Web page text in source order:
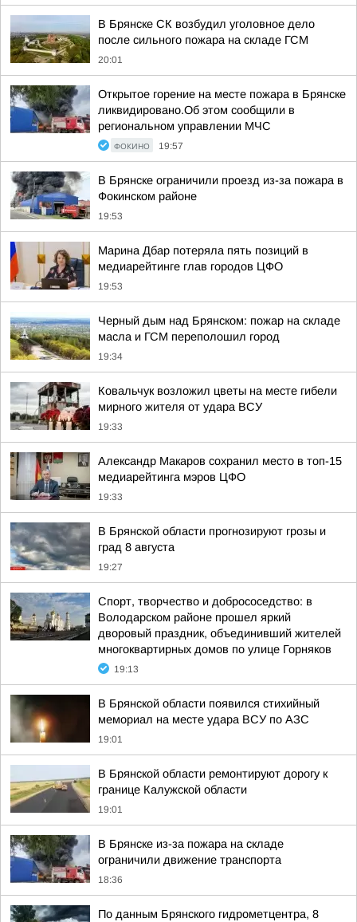
В Брянске СК возбудил уголовное дело
после сильного пожара на складе ГСМ
20:01
Открытое горение на месте пожара в Брянске
ликвидировано.Об этом сообщили в
региональном управлении МЧС
ФОКИНО 19:57
В Брянске ограничили проезд из-за пожара в
Фокинском районе
19:53
Марина Дбар потеряла пять позиций в
медиарейтинге глав городов ЦФО
19:53
Черный дым над Брянском: пожар на складе
масла и ГСМ переполошил город
19:34
Ковальчук возложил цветы на месте гибели
мирного жителя от удара ВСУ
19:33
Александр Макаров сохранил место в топ-15
медиарейтинга мэров ЦФО
19:33
В Брянской области прогнозируют грозы и
град 8 августа
19:27
Спорт, творчество и добрососедство: в
Володарском районе прошел яркий
дворовый праздник, объединивший жителей
многоквартирных домов по улице Горняков
19:13
В Брянской области появился стихийный
мемориал на месте удара ВСУ по АЗС
19:01
В Брянской области ремонтируют дорогу к
границе Калужской области
19:01
В Брянске из-за пожара на складе
ограничили движение транспорта
18:36
По данным Брянского гидрометцентра, 8